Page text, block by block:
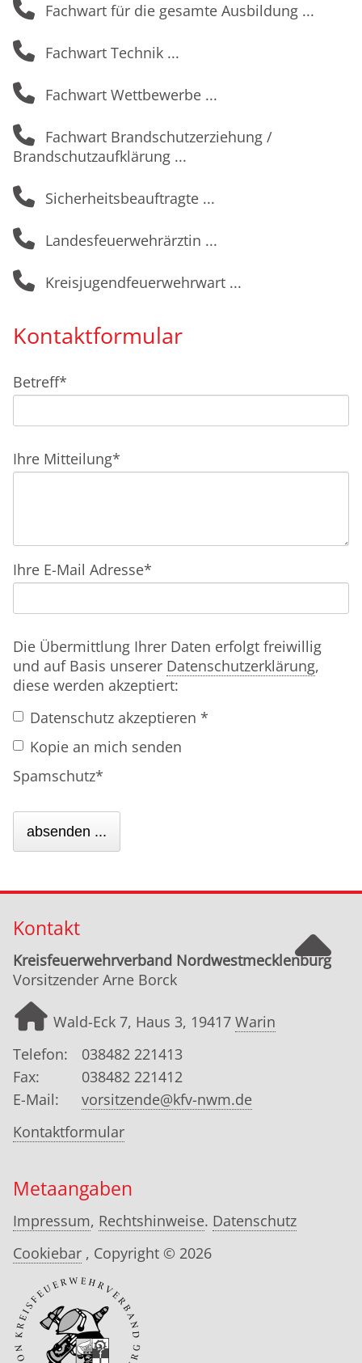
Fachwart für die gesamte Ausbildung
Fachwart Technik
Fachwart Wettbewerbe
Fachwart Brandschutzerziehung /
Brandschutzaufklärung
Sicherheitsbeauftragte
Landesfeuerwehrärztin
Kreisjugendfeuerwehrwart
Kontaktformular
Pflichtfeld
Betreff*
Pflichtfeld
Ihre Mitteilung*
Pflichtfeld
Ihre E-Mail Adresse*
Die Übermittlung Ihrer Daten erfolgt freiwillig
und auf Basis unserer Datenschutzerklärung,
diese werden akzeptiert:
Datenschutz akzeptieren *
Kopie an mich senden
Pflichtfeld
Spamschutz*
absenden ...
Kontakt
Kreisfeuerwehrverband Nordwestmecklenburg
Vorsitzender Arne Borck
Wald-Eck 7, Haus 3, 19417 Warin
Telefon:
038482 221413
Fax:
038482 221412
E-Mail:
vorsitzende@kfv-nwm.de
Kontaktformular
Metaangaben
Impressum, Rechtshinweise. Datenschutz
Cookiebar , Copyright © 2026